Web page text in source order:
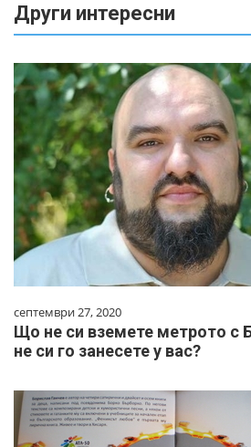
Други интересни
септември 27, 2020
Що не си вземете метрото с
не си го занесете у вас?